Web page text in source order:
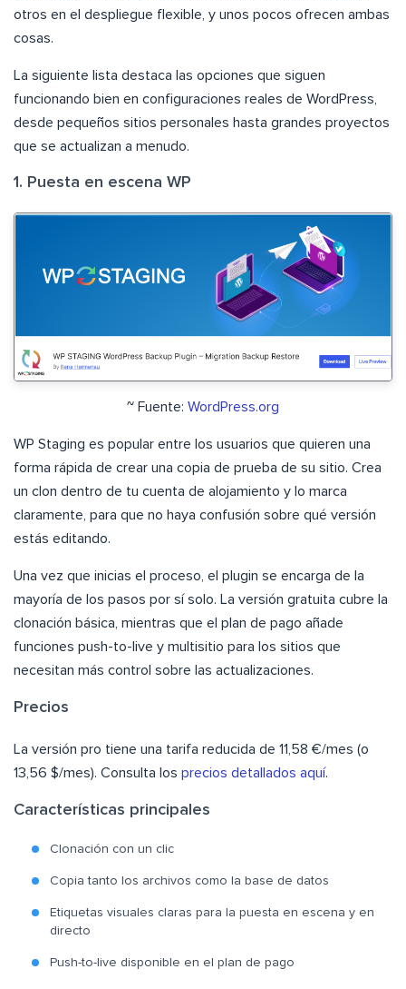
otros en el despliegue flexible, y unos pocos ofrecen ambas
cosas.
La siguiente lista destaca las opciones que siguen
funcionando bien en configuraciones reales de WordPress,
desde pequeños sitios personales hasta grandes proyectos
que se actualizan a menudo.
1. Puesta en escena WP
~ Fuente: WordPress.org
WP Staging es popular entre los usuarios que quieren una
forma rápida de crear una copia de prueba de su sitio. Crea
un clon dentro de tu cuenta de alojamiento y lo marca
claramente, para que no haya confusión sobre qué versión
estás editando.
Una vez que inicias el proceso, el plugin se encarga de la
mayoría de los pasos por sí solo. La versión gratuita cubre la
clonación básica, mientras que el plan de pago añade
funciones push-to-live y multisitio para los sitios que
necesitan más control sobre las actualizaciones.
Precios
La versión pro tiene una tarifa reducida de 11,58 €/mes (o
13,56 $/mes). Consulta los precios detallados aquí.
Características principales
Clonación con un clic
Copia tanto los archivos como la base de datos
Etiquetas visuales claras para la puesta en escena y en
directo
Push-to-live disponible en el plan de pago